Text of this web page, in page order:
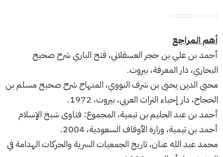
أهم المراجع
أحمد بن علي بن حجر العسقلاني، فتح الباري شرح صحيح
البخاري، دار المعرفة، بيروت.
محيي الدين يحيى بن شرف النووي، المنهاج شرح صحيح مسلم بن
الحجاج، دار إحياء التراث العربي، بيروت، 1972.
أحمد بن عبد الحليم بن تيمية، المجموع: فتاوى شيخ الإسلام
أحمد بن تيمية، وزارة الأوقاف السعودية، 2004.
محمد عبد الله عنان، تاريخ الجمعيات السرية والحركات الهدامة في